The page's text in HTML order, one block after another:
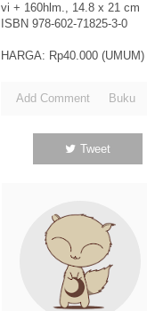
vi + 160hlm., 14.8 x 21 cm
ISBN 978-602-71825-3-0
HARGA: Rp40.000
Add Comment Buku
Tweet